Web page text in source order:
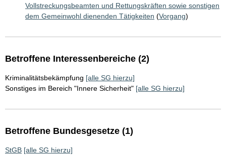
Vollstreckungsbeamten und Rettungskräften sowie sonstigen
dem Gemeinwohl dienenden Tätigkeiten (Vorgang)
Betroffene Interessenbereiche (2)
Kriminalitätsbekämpfung [alle SG hierzu]
Sonstiges im Bereich "Innere Sicherheit" [alle SG hierzu]
Betroffene Bundesgesetze (1)
StGB [alle SG hierzu]